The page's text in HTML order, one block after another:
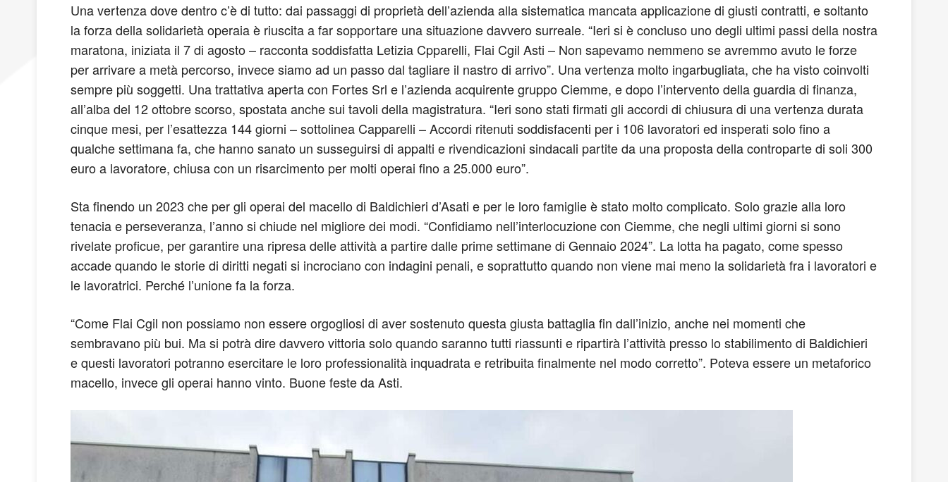
Una vertenza dove dentro c’è di tutto: dai passaggi di proprietà dell’azienda alla sistematica mancata applicazione di giusti contratti, e soltanto
la forza della solidarietà operaia è riuscita a far sopportare una situazione davvero surreale. “Ieri si è concluso uno degli ultimi passi della nostra
maratona, iniziata il 7 di agosto – racconta soddisfatta Letizia Cpparelli, Flai Cgil Asti – Non sapevamo nemmeno se avremmo avuto le forze
per arrivare a metà percorso, invece siamo ad un passo dal tagliare il nastro di arrivo”. Una vertenza molto ingarbugliata, che ha visto coinvolti
sempre più soggetti. Una trattativa aperta con Fortes Srl e l’azienda acquirente gruppo Ciemme, e dopo l’intervento della guardia di finanza,
all’alba del 12 ottobre scorso, spostata anche sui tavoli della magistratura. “Ieri sono stati firmati gli accordi di chiusura di una vertenza durata
cinque mesi, per l’esattezza 144 giorni – sottolinea Capparelli – Accordi ritenuti soddisfacenti per i 106 lavoratori ed insperati solo fino a
qualche settimana fa, che hanno sanato un susseguirsi di appalti e rivendicazioni sindacali partite da una proposta della controparte di soli 300
euro a lavoratore, chiusa con un risarcimento per molti operai fino a 25.000 euro”.
Sta finendo un 2023 che per gli operai del macello di Baldichieri d’Asati e per le loro famiglie è stato molto complicato. Solo grazie alla loro
tenacia e perseveranza, l’anno si chiude nel migliore dei modi. “Confidiamo nell’interlocuzione con Ciemme, che negli ultimi giorni si sono
rivelate proficue, per garantire una ripresa delle attività a partire dalle prime settimane di Gennaio 2024”. La lotta ha pagato, come spesso
accade quando le storie di diritti negati si incrociano con indagini penali, e soprattutto quando non viene mai meno la solidarietà fra i lavoratori e
le lavoratrici. Perché l’unione fa la forza.
“Come Flai Cgil non possiamo non essere orgogliosi di aver sostenuto questa giusta battaglia fin dall’inizio, anche nei momenti che
sembravano più bui. Ma si potrà dire davvero vittoria solo quando saranno tutti riassunti e ripartirà l’attività presso lo stabilimento di Baldichieri
e questi lavoratori potranno esercitare le loro professionalità inquadrata e retribuita finalmente nel modo corretto”. Poteva essere un metaforico
macello, invece gli operai hanno vinto. Buone feste da Asti.